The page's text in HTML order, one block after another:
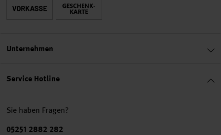
Service Hotline
Sie haben Fragen?
Telefonnummer
05251 2882 282
Unternehmen